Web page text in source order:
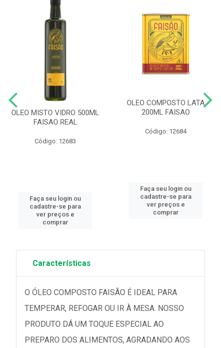
OLEO MISTO VIDRO 500ML
FAISAO REAL
Código: 12683
Faça seu login ou
cadastre-se para
ver preços e
comprar
OLEO COMPOSTO LATA
200ML FAISAO
Código: 12684
Faça seu login ou
cadastre-se para
ver preços e
comprar
Características
O ÓLEO COMPOSTO FAISÃO É IDEAL PARA
TEMPERAR, REFOGAR OU IR À MESA. NOSSO
PRODUTO DÁ UM TOQUE ESPECIAL AO
PREPARO DOS ALIMENTOS, AGRADANDO AOS